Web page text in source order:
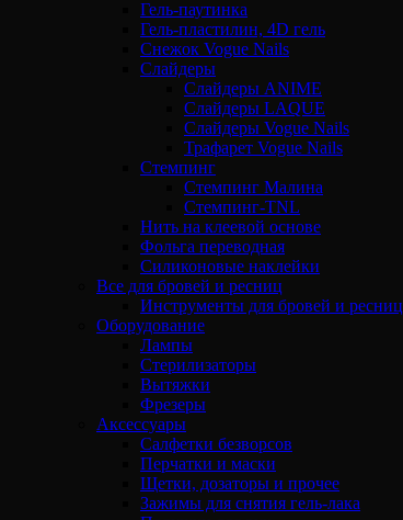
Гель-паутинка
Гель-пластилин, 4D гель
Снежок Vogue Nails
Слайдеры
Слайдеры ANIME
Слайдеры LAQUE
Слайдеры Vogue Nails
Трафарет Vogue Nails
Стемпинг
Стемпинг Малина
Стемпинг-TNL
Нить на клеевой основе
Фольга переводная
Силиконовые наклейки
Все для бровей и ресниц
Инструменты для бровей и ресниц
Оборудование
Лампы
Стерилизаторы
Вытяжки
Фрезеры
Аксессуары
Салфетки безворсов
Перчатки и маски
Щетки, дозаторы и прочее
Зажимы для снятия гель-лака